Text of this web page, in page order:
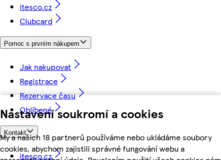
Nastavení soukromí a cookies
My a našich 18 partnerů používáme nebo ukládáme soubory
cookies, abychom zajistili správné fungování webu a
itesco.cz
Clubcard
Pomoc s prvním nákupem
Jak nakupovat
Registrace
Rezervace času
Oblíbené
Kontakt
itesco.cz